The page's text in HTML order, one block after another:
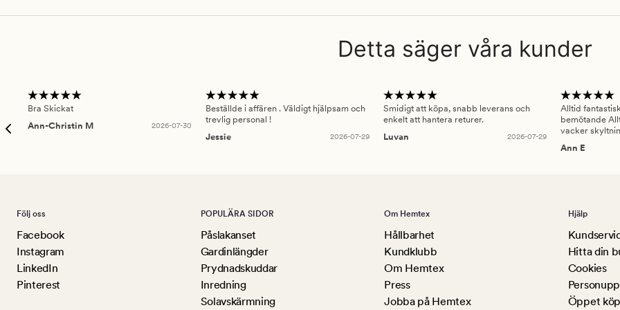
Detta säger våra kunder
Bra Skickat
Ann-Christin M
2026-07-30
Beställde i affären . Väldigt hjälpsam och
trevlig personal !
Jessie
2026-07-29
Smidigt att köpa, snabb leverans och
enkelt att hantera returer.
Luvan
2026-07-29
Alltid
bemötande
vacker
Ann E
Följ oss
Facebook
Instagram
LinkedIn
Pinterest
POPULÄRA SIDOR
Påslakanset
Gardinlängder
Prydnadskuddar
Inredning
Solavskärmning
Om Hemtex
Hållbarhet
Kundklubb
Om Hemtex
Press
Jobba på Hemtex
Hjälp
Hitta din
Cookies
Öppet